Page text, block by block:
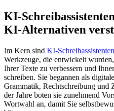
KI-
KI-Alternativen
Im Kern sind KI-Schreibassistenten
Werkzeuge, die entwickelt
Ihrer Texte zu verbessern und
schreiben. Sie begannen als
Grammatik, Rechtschreibung und
der Jahre boten sie zunehmend
Wortwahl an, damit Sie